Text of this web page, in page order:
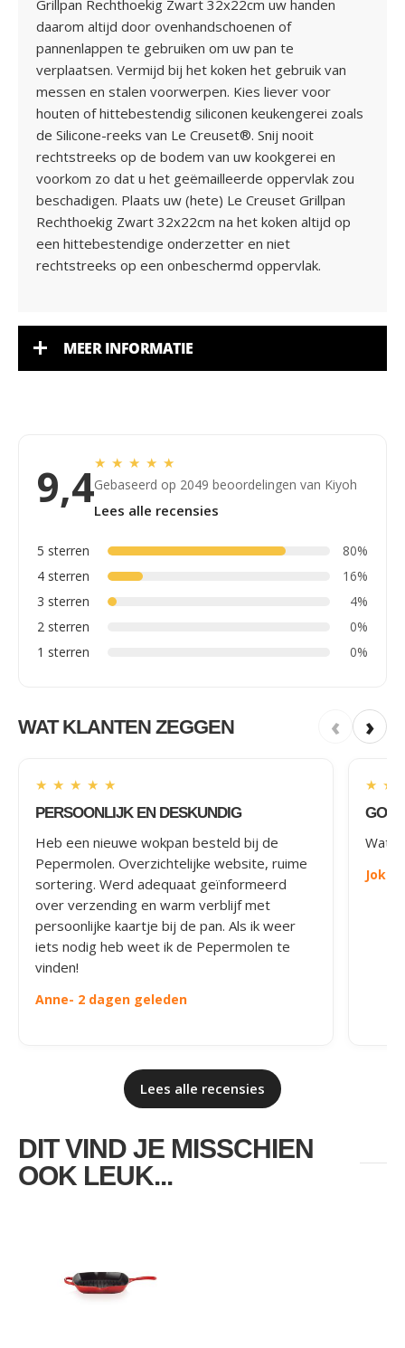
Grillpan Rechthoekig Zwart 32x22cm uw handen
daarom altijd door ovenhandschoenen of
pannenlappen te gebruiken om uw pan te
verplaatsen. Vermijd bij het koken het gebruik van
messen en stalen voorwerpen. Kies liever voor
houten of hittebestendig siliconen keukengerei zoals
de Silicone-reeks van Le Creuset®. Snij nooit
rechtstreeks op de bodem van uw kookgerei en
voorkom zo dat u het geëmailleerde oppervlak zou
beschadigen. Plaats uw (hete) Le Creuset Grillpan
Rechthoekig Zwart 32x22cm na het koken altijd op
een hittebestendige onderzetter en niet
rechtstreeks op een onbeschermd oppervlak.
MEER INFORMATIE
9,4★ ★ ★ ★ ★
Gebaseerd op 2049 beoordelingen van Kiyoh
Lees alle recensies
5 sterren
80%
4 sterren
16%
3 sterren
4%
2 sterren
0%
1 sterren
0%
WAT KLANTEN ZEGGEN ‹ ›
★ ★ ★ ★ ★
PERSOONLIJK EN DESKUNDIG
Heb een nieuwe wokpan besteld bij de
Pepermolen. Overzichtelijke website, ruime
sortering. Werd adequaat geïnformeerd
over verzending en warm verblijf met
persoonlijke kaartje bij de pan. Als ik weer
iets nodig heb weet ik de Pepermolen te
vinden!
Anne- 2 dagen geleden
★ ★
Wat
Joke
Lees alle recensies
DIT VIND JE MISSCHIEN
OOK LEUK...